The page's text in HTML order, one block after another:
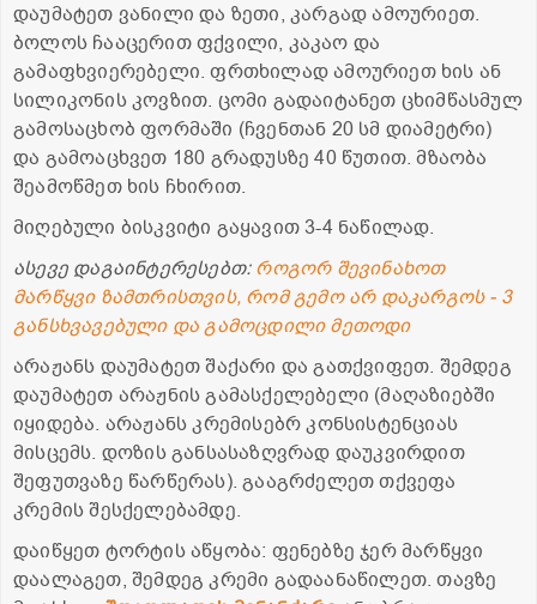
დაუმატეთ ვანილი და ზეთი, კარგად ამოურიეთ.
ბოლოს ჩააცერით ფქვილი, კაკაო და
გამაფხვიერებელი. ფრთხილად ამოურიეთ ხის ან
სილიკონის კოვზით. ცომი გადაიტანეთ ცხიმწასმულ
გამოსაცხობ ფორმაში (ჩვენთან 20 სმ დიამეტრი)
და გამოაცხვეთ 180 გრადუსზე 40 წუთით. მზაობა
შეამოწმეთ ხის ჩხირით.
მიღებული ბისკვიტი გაყავით 3-4 ნაწილად.
ასევე დაგაინტერესებთ:როგორ შევინახოთ
მარწყვი ზამთრისთვის, რომ გემო არ დაკარგოს - 3
განსხვავებული და გამოცდილი მეთოდი
არაჟანს დაუმატეთ შაქარი და გათქვიფეთ. შემდეგ
დაუმატეთ არაჟნის გამასქელებელი (მაღაზიებში
იყიდება. არაჟანს კრემისებრ კონსისტენციას
მისცემს. დოზის განსასაზღვრად დაუკვირდით
შეფუთვაზე წარწერას). გააგრძელეთ თქვეფა
კრემის შესქელებამდე.
დაიწყეთ ტორტის აწყობა: ფენებზე ჯერ მარწყვი
დაალაგეთ, შემდეგ კრემი გადაანაწილეთ. თავზე